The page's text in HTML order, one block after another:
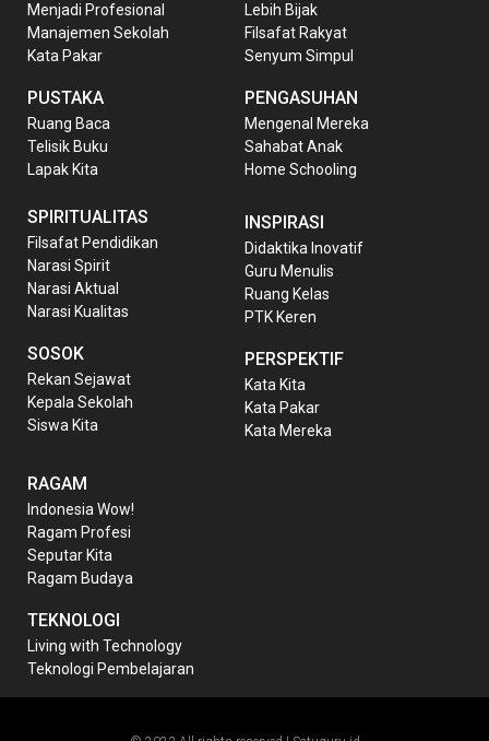
Menjadi Profesional
Manajemen Sekolah
Kata Pakar
PUSTAKA
Ruang Baca
Telisik Buku
Lapak Kita
Lebih Bijak
Filsafat Rakyat
Senyum Simpul
PENGASUHAN
Mengenal Mereka
Sahabat Anak
Home Schooling
SPIRITUALITAS
Filsafat Pendidikan
Narasi Spirit
Narasi Aktual
Narasi Kualitas
SOSOK
Rekan Sejawat
Kepala Sekolah
Siswa Kita
INSPIRASI
Didaktika Inovatif
Guru Menulis
Ruang Kelas
PTK Keren
PERSPEKTIF
Kata Kita
Kata Pakar
Kata Mereka
RAGAM
Indonesia Wow!
Ragam Profesi
Seputar Kita
Ragam Budaya
TEKNOLOGI
Living with Technology
Teknologi Pembelajaran